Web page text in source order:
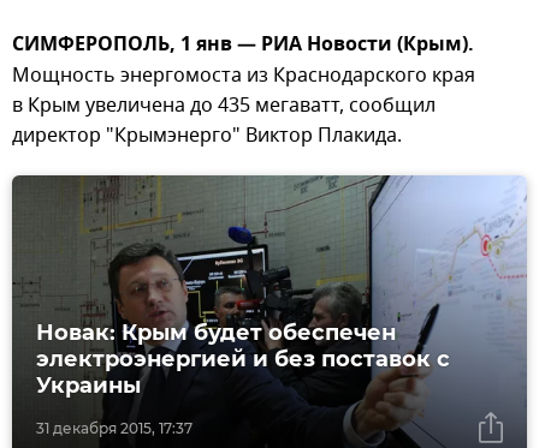
СИМФЕРОПОЛЬ, 1 янв — РИА Новости (Крым).
Мощность энергомоста из Краснодарского края
в Крым увеличена до 435 мегаватт, сообщил
директор "Крымэнерго" Виктор Плакида.
31 декабря 2015, 17:37
Новак: Крым будет обеспечен
электроэнергией и без поставок с
Украины